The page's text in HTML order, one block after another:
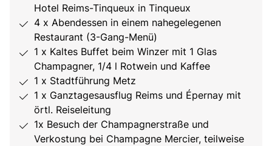
Hotel Reims-Tinqueux in Tinqueux
4 x Abendessen in einem nahegelegenen
Restaurant (3-Gang-Menü)
1 x Kaltes Buffet beim Winzer mit 1 Glas
Champagner, 1/4 l Rotwein und Kaffee
1 x Stadtführung Metz
1 x Ganztagesausflug Reims und Épernay mit
örtl. Reiseleitung
1x Besuch der Champagnerstraße und
Verkostung bei Champagne Mercier, teilweise